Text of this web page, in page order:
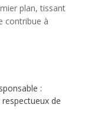
plan, tissant
contribue à
:
de